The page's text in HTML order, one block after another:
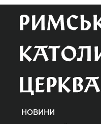
НОВИНИ